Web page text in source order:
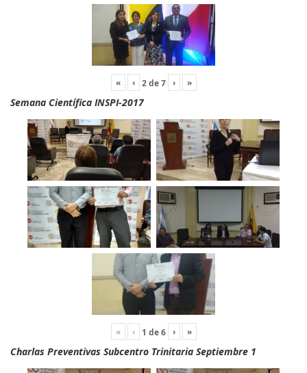
« ‹ 2de7 › »
Semana Científica INSPI-2017
« ‹ 1 de6 › »
Charlas Preventivas Subcentro Trinitaria Septiembre 1